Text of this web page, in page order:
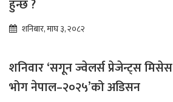
हुन्छ ?
शनिबार, माघ ३, २०८२
शनिवार ‘सगून ज्वेलर्स प्रेजेन्ट्स मिसेस
भोग नेपाल–२०२५’को अडिसन